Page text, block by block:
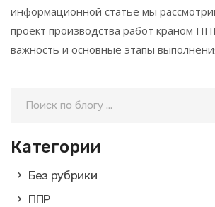
информационной статье мы
проект производства работ краном
важность и основные этапы
Категории
Без рубрики
ППР